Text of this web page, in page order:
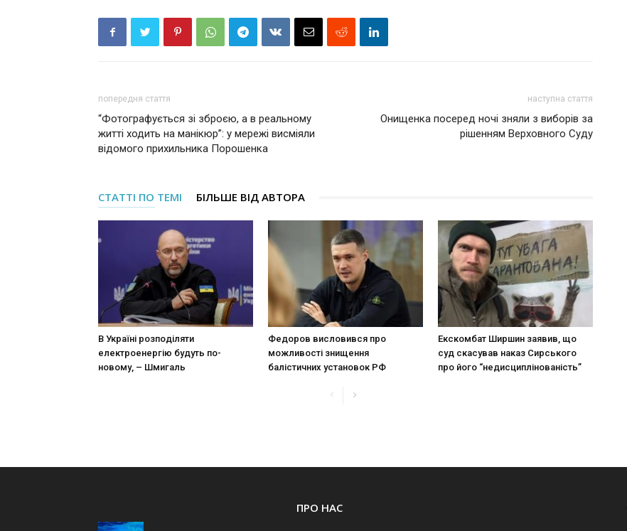
попередня стаття
“Фотографується зі зброєю, а в реальному
житті ходить на манікюр”: у мережі висміяли
відомого прихильника Порошенка
наступна стаття
Онищенка посеред ночі зняли з виборів за
рішенням Верховного Суду
СТАТТІ ПО ТЕМІ БІЛЬШЕ ВІД АВТОРА
В Україні розподіляти
електроенергію будуть по-
новому, – Шмигаль
Федоров висловився про
можливості знищення
балістичних установок РФ
Екскомбат Ширшин заявив, що
суд скасував наказ Сирського
про його “недисциплінованість”
ПРО НАС